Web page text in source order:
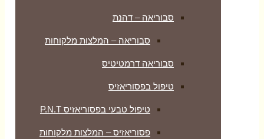
סבוריאה – דהנת
סבוריאה – המלצות מלקוחות
סבוריאה דרמטיטיס
טיפול בפסוריאזיס
טיפול טבעי בפסוריאזיס P.N.T
פסוריאזיס – המלצות מלקוחות